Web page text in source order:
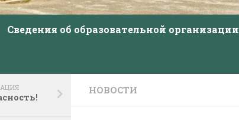
Сведения об образовательной организации
НОВОСТИ